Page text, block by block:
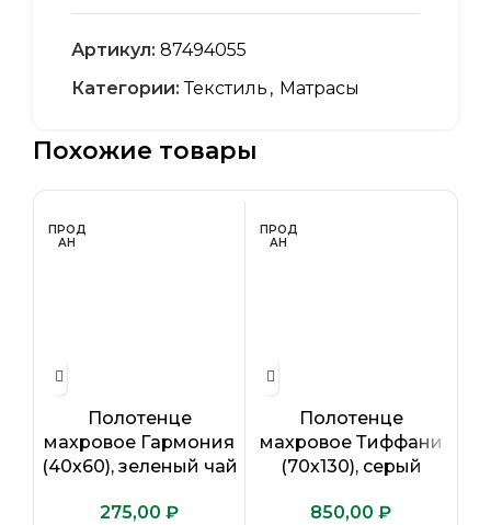
Артикул: 87494055
Категории: Текстиль , Матрасы
Похожие товары
ПРОД
АН
Полотенце
махровое Гармония
(40х60), зеленый чай
₽
ПРОД
АН
Полотенце
махровое Тиффани
(70х130), серый
₽